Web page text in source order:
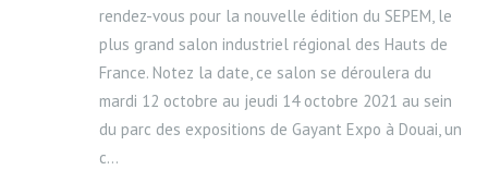
rendez-vous pour la nouvelle édition du SEPEM, le
plus grand salon industriel régional des Hauts de
France. Notez la date, ce salon se déroulera du
mardi 12 octobre au jeudi 14 octobre 2021 au sein
du parc des expositions de Gayant Expo à Douai, un
c...